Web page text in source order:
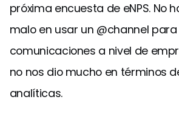
próxima encuesta de eNPS. No
malo en usar un @channel para
comunicaciones a nivel de
no nos dio mucho en términos
analíticas.